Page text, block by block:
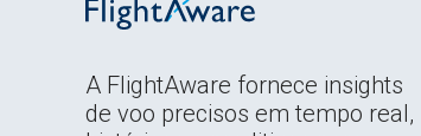
A FlightAware fornece insights
de voo precisos em tempo real,